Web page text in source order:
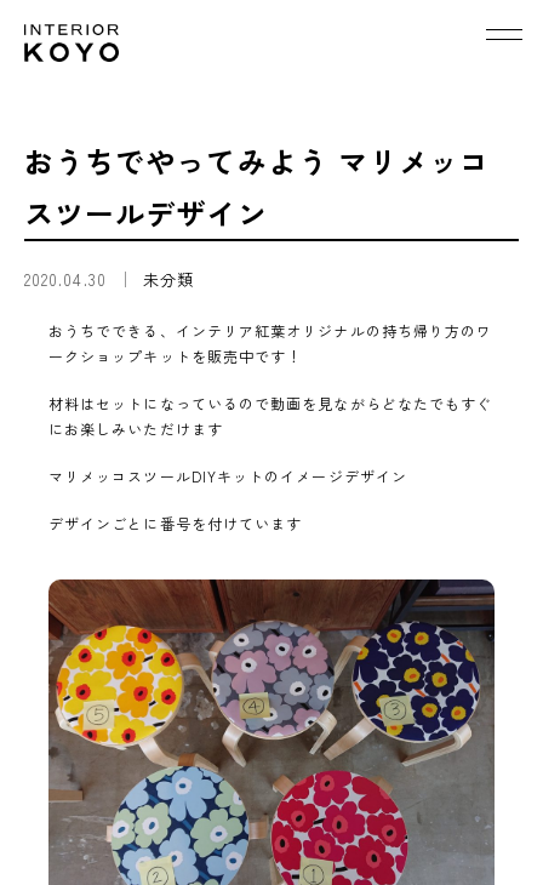
おうちでやってみよう マリメッコ
スツールデザイン
2020.04.30 未分類
おうちでできる、インテリア紅葉オリジナルの持ち帰り方のワ
ークショップキットを販売中です！
材料はセットになっているので動画を見ながらどなたでもすぐ
にお楽しみいただけます
マリメッコスツールDIYキットのイメージデザイン
デザインごとに番号を付けています